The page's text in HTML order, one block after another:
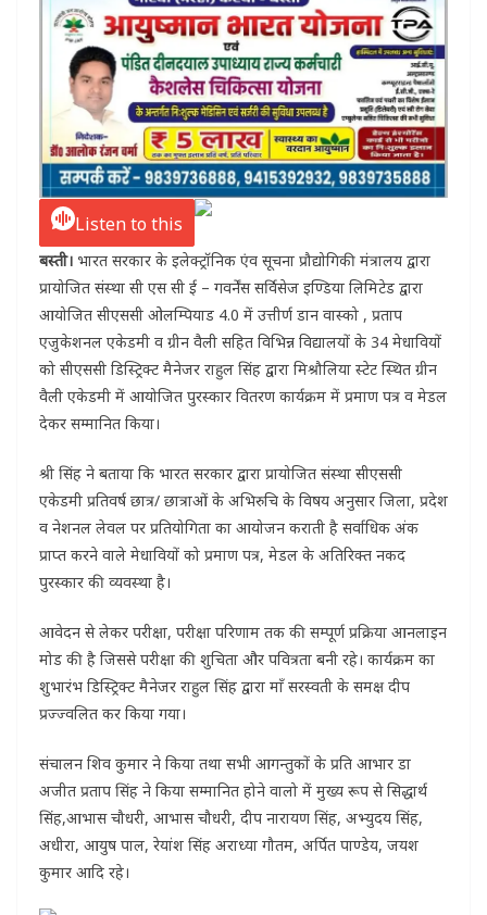
Listen to this
बस्ती। भारत सरकार के इलेक्ट्रॉनिक एंव सूचना प्रौद्योगिकी मंत्रालय द्वारा
प्रायोजित संस्था सी एस सी ई – गवर्नेंस सर्विसेज इण्डिया लिमिटेड द्वारा
आयोजित सीएससी ओलम्पियाड 4.0 में उत्तीर्ण डान वास्को , प्रताप
एजुकेशनल एकेडमी व ग्रीन वैली सहित विभिन्न विद्यालयों के 34 मेधावियों
को सीएससी डिस्ट्रिक्ट मैनेजर राहुल सिंह द्वारा मिश्रौलिया स्टेट स्थित ग्रीन
वैली एकेडमी में आयोजित पुरस्कार वितरण कार्यक्रम में प्रमाण पत्र व मेडल
देकर सम्मानित किया।
श्री सिंह ने बताया कि भारत सरकार द्वारा प्रायोजित संस्था सीएससी
एकेडमी प्रतिवर्ष छात्र/ छात्राओं के अभिरुचि के विषय अनुसार जिला, प्रदेश
व नेशनल लेवल पर प्रतियोगिता का आयोजन कराती है सर्वाधिक अंक
प्राप्त करने वाले मेधावियों को प्रमाण पत्र, मेडल के अतिरिक्त नकद
पुरस्कार की व्यवस्था है।
आवेदन से लेकर परीक्षा, परीक्षा परिणाम तक की सम्पूर्ण प्रक्रिया आनलाइन
मोड की है जिससे परीक्षा की शुचिता और पवित्रता बनी रहे। कार्यक्रम का
शुभारंभ डिस्ट्रिक्ट मैनेजर राहुल सिंह द्वारा माँ सरस्वती के समक्ष दीप
प्रज्ज्वलित कर किया गया।
संचालन शिव कुमार ने किया तथा सभी आगन्तुकों के प्रति आभार डा
अजीत प्रताप सिंह ने किया सम्मानित होने वालो में मुख्य रूप से सिद्धार्थ
सिंह,आभास चौधरी, आभास चौधरी, दीप नारायण सिंह, अभ्युदय सिंह,
अधीरा, आयुष पाल, रेयांश सिंह अराध्या गौतम, अर्पित पाण्डेय, जयश
कुमार आदि रहे।